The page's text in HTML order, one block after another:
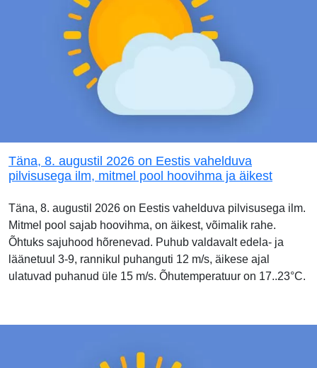
Täna, 8. augustil 2026 on Eestis vahelduva
pilvisusega ilm, mitmel pool hoovihma ja äikest
Täna, 8. augustil 2026 on Eestis vahelduva pilvisusega ilm.
Mitmel pool sajab hoovihma, on äikest, võimalik rahe.
Õhtuks sajuhood hõrenevad. Puhub valdavalt edela- ja
läänetuul 3-9, rannikul puhanguti 12 m/s, äikese ajal
ulatuvad puhanud üle 15 m/s. Õhutemperatuur on 17..23°C.